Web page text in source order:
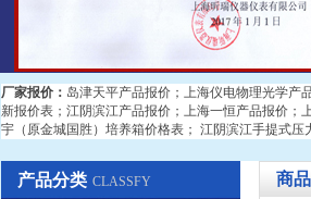
厂家报价： 岛津天平产品报价； 上海仪电物理光学产
新报价表； 江阴滨江产品报价； 上海一恒产品报价；
宇（原金城国胜）培养箱价格表； 江阴滨江手提式压
产品分类 CLASSFY 商